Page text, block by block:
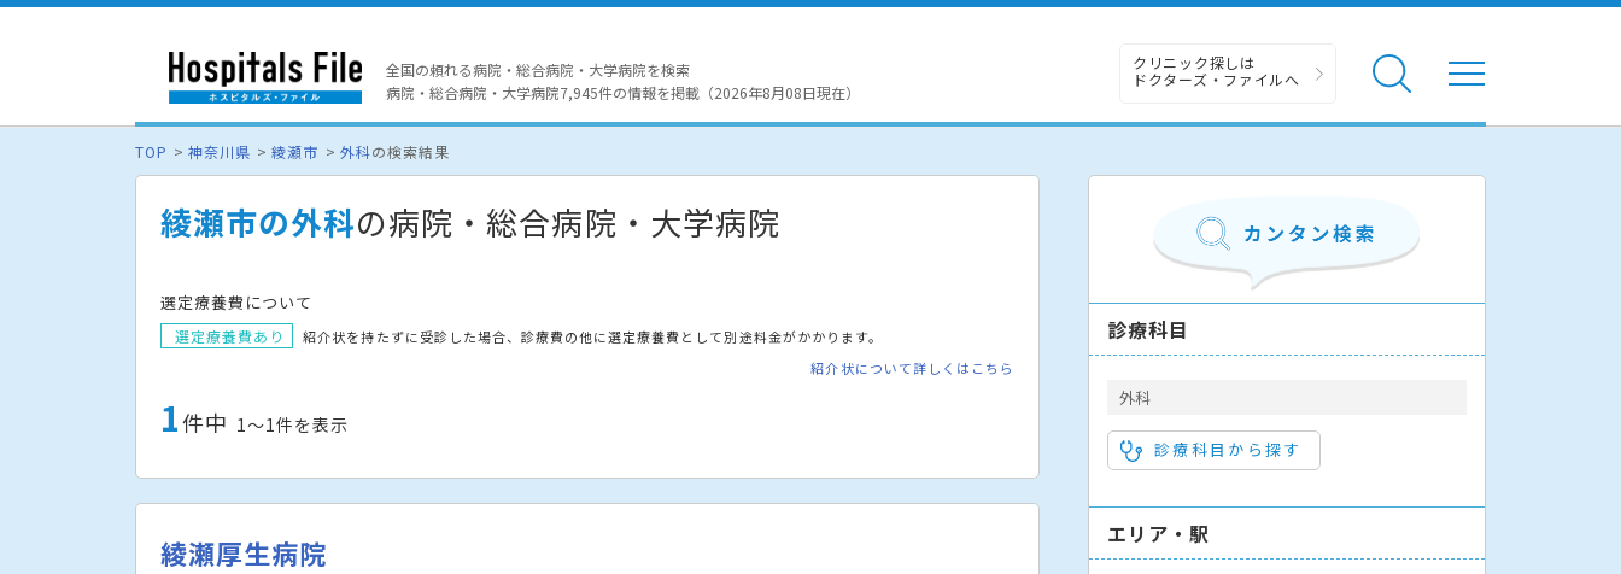
全国の頼れる病院・総合病院・大学病院を検索
病院・総合病院・大学病院7,945件の情報を掲載（2026年8月08日現在）
クリニック探しは
ドクターズ・ファイルへ
TOP 神奈川県 綾瀬市 外科の検索結果
綾瀬市の外科の病院・総合病院・大学病院
選定療養費について
選定療養費あり
紹介状を持たずに受診した場合、診療費の他に選定療養費として別途料金がかかります。
紹介状について詳しくはこちら
1件中 1〜1件を表示
綾瀬厚生病院
診療科目
外科
診療科目から探す
エリア・駅